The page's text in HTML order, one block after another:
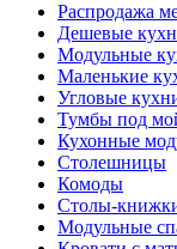
Распродажа
Дешевые
Модульные
Маленькие
Угловые
Тумбы под
Кухонные
Столешницы
Комоды
Столы-
Модульные